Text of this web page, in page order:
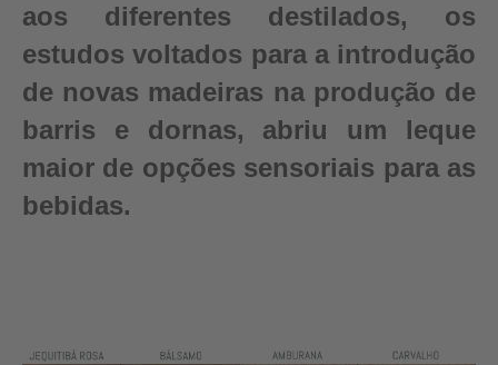
aos diferentes destilados, os
estudos voltados para a introdução
de novas madeiras na produção de
barris e dornas, abriu um leque
maior de opções sensoriais para as
bebidas.